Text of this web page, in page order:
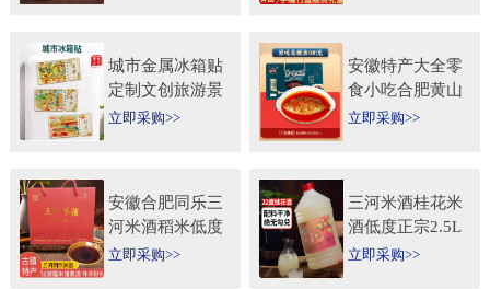
城市金属冰箱贴
定制文创旅游景
区纪念礼品定做
立即采购>>
安徽特产大全零
食小吃合肥黄山
烧饼糕点臭鳜鱼
立即采购>>
安徽合肥同乐三
河米酒稻米低度
甜黄酒坛装
立即采购>>
三河米酒桂花米
酒低度正宗2.5L
桶纯手工安徽糯
立即采购>>